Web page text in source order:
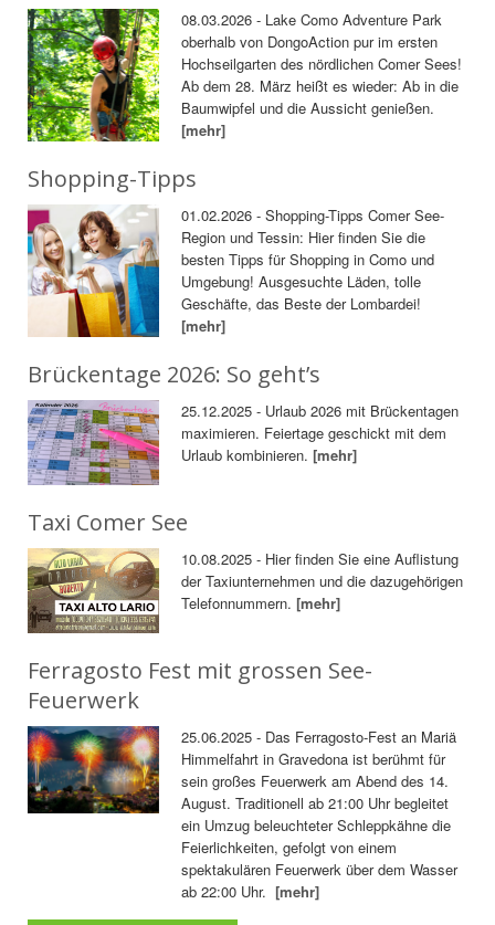
08.03.2026 - Lake Como Adventure Park
oberhalb von DongoAction pur im ersten
Hochseilgarten des nördlichen Comer Sees!
Ab dem 28. März heißt es wieder: Ab in die
Baumwipfel und die Aussicht genießen.
[mehr]
Shopping-Tipps
01.02.2026 - Shopping-Tipps Comer See-
Region und Tessin: Hier finden Sie die
besten Tipps für Shopping in Como und
Umgebung! Ausgesuchte Läden, tolle
Geschäfte, das Beste der Lombardei!
[mehr]
Brückentage 2026: So geht’s
25.12.2025 - Urlaub 2026 mit Brückentagen
maximieren. Feiertage geschickt mit dem
Urlaub kombinieren.[mehr]
Taxi Comer See
10.08.2025 - Hier finden Sie eine Auflistung
der Taxiunternehmen und die dazugehörigen
Telefonnummern.[mehr]
Ferragosto Fest mit grossen See-
Feuerwerk
25.06.2025 - Das Ferragosto-Fest an Mariä
Himmelfahrt in Gravedona ist berühmt für
sein großes Feuerwerk am Abend des 14.
August. Traditionell ab 21:00 Uhr begleitet
ein Umzug beleuchteter Schleppkähne die
Feierlichkeiten, gefolgt von einem
spektakulären Feuerwerk über dem Wasser
ab 22:00 Uhr.[mehr]